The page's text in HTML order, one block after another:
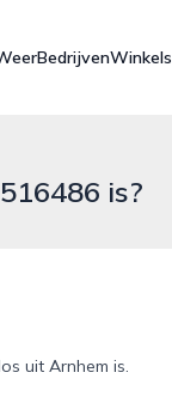
BedrijvenWinkels
is?
uit Arnhem is.